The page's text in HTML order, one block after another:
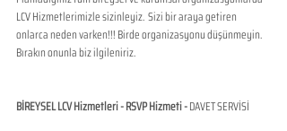
LCV Hizmetlerimizle sizinleyiz.  Sizi bir araya getiren
onlarca neden varken!!! Birde organizasyonu düşünmeyin.
Bırakın onunla biz ilgileniriz.
BİREYSEL LCV Hizmetleri - RSVP Hizmeti - DAVET SERVİSİ